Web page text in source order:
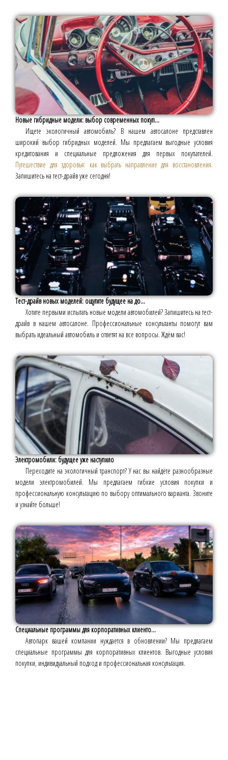
Новые гибридные модели: выбор современных покуп...
Ищете экологичный автомобиль? В нашем автосалоне представлен
широкий выбор гибридных моделей. Мы предлагаем выгодные условия
кредитования и специальные предложения для первых покупателей.
Путешествие для здоровья: как выбрать направление для восстановления.
Запишитесь на тест-драйв уже сегодня!
Тест-драйв новых моделей: ощутите будущее на до...
Хотите первыми испытать новые модели автомобилей? Запишитесь на тест-
драйв в нашем автосалоне. Профессиональные консультанты помогут вам
выбрать идеальный автомобиль и ответят на все вопросы. Ждём вас!
Электромобили: будущее уже наступило
Переходите на экологичный транспорт? У нас вы найдёте разнообразные
модели электромобилей. Мы предлагаем гибкие условия покупки и
профессиональную консультацию по выбору оптимального варианта. Звоните
и узнайте больше!
Специальные программы для корпоративных клиенто...
Автопарк вашей компании нуждается в обновлении? Мы предлагаем
специальные программы для корпоративных клиентов. Выгодные условия
покупки, индивидуальный подход и профессиональная консультация.